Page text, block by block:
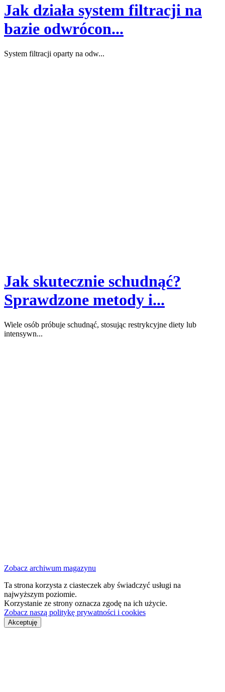
Jak działa system filtracji na
bazie odwrócon...
System filtracji oparty na odw...
Jak skutecznie schudnąć?
Sprawdzone metody i...
Wiele osób próbuje schudnąć, stosując restrykcyjne diety lub
intensywn...
Zobacz archiwum magazynu
Ta strona korzysta z ciasteczek aby świadczyć usługi na
najwyższym poziomie.
Korzystanie ze strony oznacza zgodę na ich użycie.
Zobacz naszą politykę prywatności i cookies
Akceptuję